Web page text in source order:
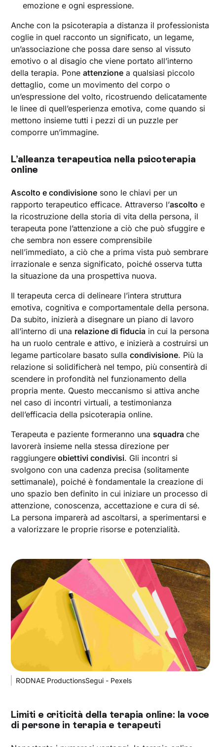
emozione e ogni espressione.
Anche con la psicoterapia a distanza il professionista
coglie in quel racconto un significato, un legame,
un’associazione che possa dare senso al vissuto
emotivo o al disagio che viene portato all’interno
della terapia. Poneattenzione a qualsiasi piccolo
dettaglio, come un movimento del corpo o
un’espressione del volto, ricostruendo delicatamente
le linee di quell’esperienza emotiva, come quando si
mettono insieme tutti i pezzi di un puzzle per
comporre un’immagine.
‍L’alleanza terapeutica nella psicoterapia
online
Ascolto e condivisione sono le chiavi per un
rapporto terapeutico efficace. Attraverso l’ascolto e
la ricostruzione della storia di vita della persona, il
terapeuta pone l’attenzione a ciò che può sfuggire e
che sembra non essere comprensibile
nell’immediato, a ciò che a prima vista può sembrare
irrazionale e senza significato, poiché osserva tutta
la situazione da una prospettiva nuova.
Il terapeuta cerca di delineare l’intera struttura
emotiva, cognitiva e comportamentale della persona.
Da subito, inizierà a disegnare un piano di lavoro
all’interno di una relazione di fiducia in cui la persona
ha un ruolo centrale e attivo, e inizierà a costruirsi un
legame particolare basato sullacondivisione. Più la
relazione si solidificherà nel tempo, più consentirà di
scendere in profondità nel funzionamento della
propria mente. Questo meccanismo si attiva anche
nel caso di incontri virtuali, a testimonianza
dell’efficacia della psicoterapia online.
Terapeuta e paziente formeranno una squadrache
lavorerà insieme nella stessa direzione per
raggiungere obiettivi condivisi. Gli incontri si
svolgono con una cadenza precisa (solitamente
settimanale), poiché è fondamentale la creazione di
uno spazio ben definito in cui iniziare un processo di
attenzione, conoscenza, accettazione e cura di sé.
La persona imparerà ad ascoltarsi, a sperimentarsi e
a valorizzare le proprie risorse e potenzialità.
RODNAE ProductionsSegui - Pexels
Limiti e criticità della terapia online: la voce
di persone in terapia e terapeuti